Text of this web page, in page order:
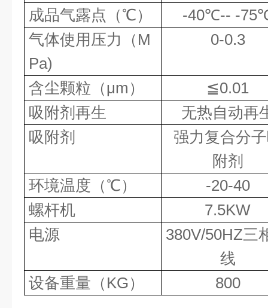
成品气露点（℃）
-40℃-- -
气体使用压力（M
Pa)
0-0.3
含尘颗粒（μm）
≦0.01
吸附剂再生
无热自动再
吸附剂
强力复合分
附剂
环境温度（℃）
-20-40
螺杆机
7.5KW
电源
380V/50HZ三
线
设备重量（KG）
800